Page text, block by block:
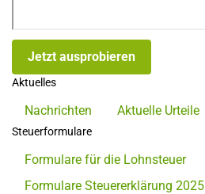
Jetzt ausprobieren
Aktuelles
Nachrichten Aktuelle Urteile
Steuerformulare
Formulare für die Lohnsteuer
Formulare Steuererklärung 2025